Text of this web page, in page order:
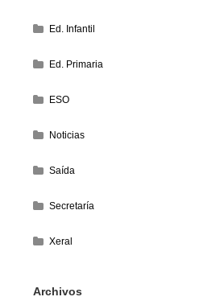
Ed. Infantil
Ed. Primaria
ESO
Noticias
Saída
Secretaría
Xeral
Archivos